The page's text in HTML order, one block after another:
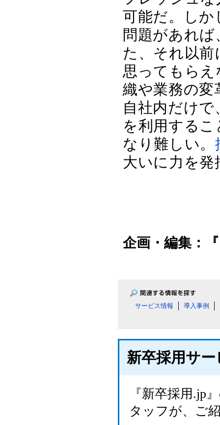
可能だ。しか
問題があれ
た、それ以
思ってもら
織や業務の変
自社内だけ
を利用する
なり難しい。
大いに力を
企画・編集：
サービス情報 導入事例
新卒採用サ
『新卒採用.jp
タッフが、ご